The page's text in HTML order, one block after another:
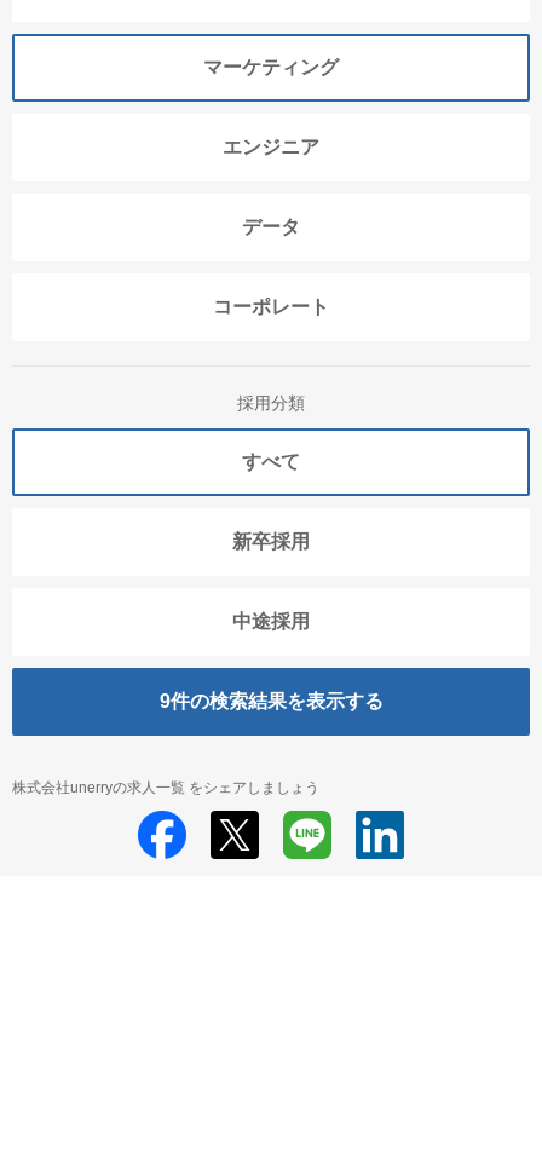
マーケティング
エンジニア
データ
コーポレート
採用分類
すべて
新卒採用
中途採用
9件の検索結果を表示する
株式会社unerryの求人一覧 をシェアしましょう